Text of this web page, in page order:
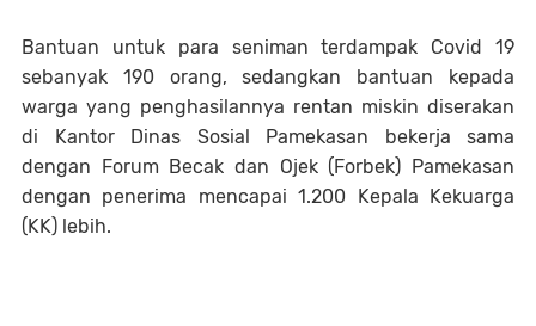
Bantuan untuk para seniman terdampak Covid 19
sebanyak 190 orang, sedangkan bantuan kepada
warga yang penghasilannya rentan miskin diserakan
di Kantor Dinas Sosial Pamekasan bekerja sama
dengan Forum Becak dan Ojek (Forbek) Pamekasan
dengan penerima mencapai 1.200 Kepala Kekuarga
(KK) lebih.